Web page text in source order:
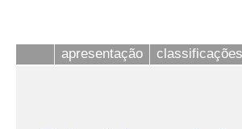
apresentação classificações